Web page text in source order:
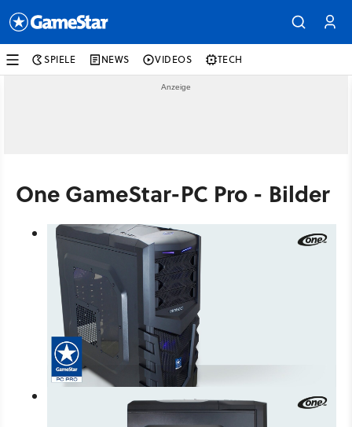
SPIELE NEWS VIDEOS TECH
One GameStar-PC Pro - Bilder